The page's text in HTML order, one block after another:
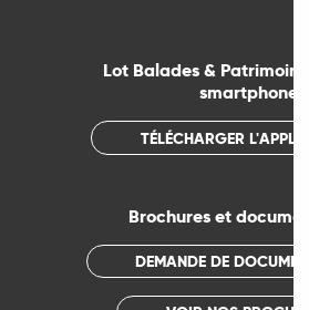
Lot Balades &
smartphone
TÉLÉCHARGER
Brochures et
DEMANDE DE